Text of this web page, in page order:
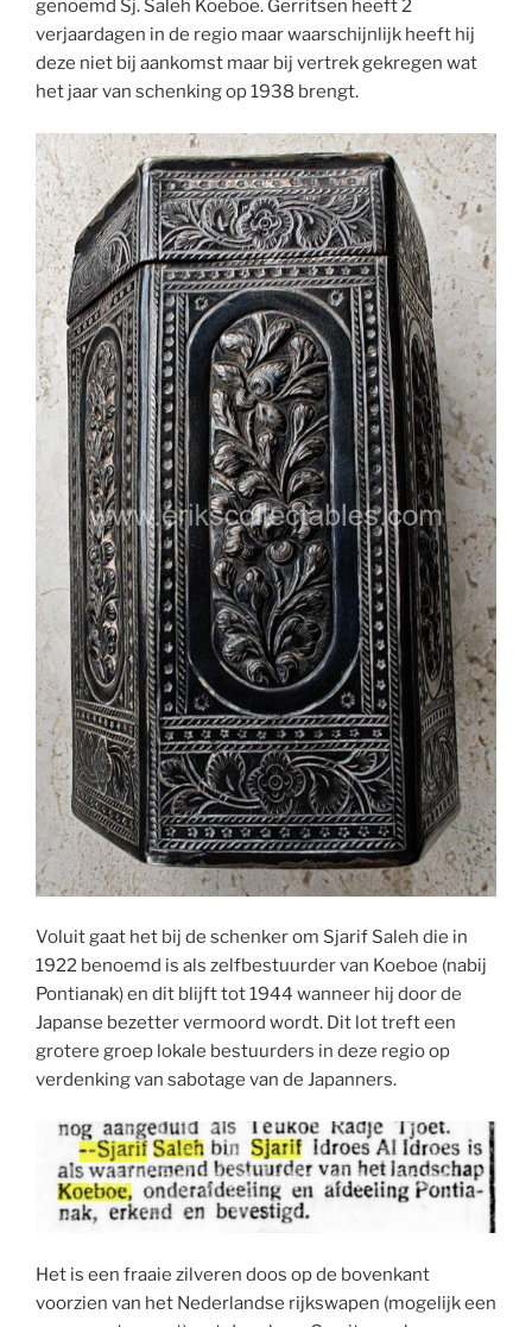
genoemd Sj. Saleh Koeboe. Gerritsen heeft 2
verjaardagen in de regio maar waarschijnlijk heeft hij
deze niet bij aankomst maar bij vertrek gekregen wat
het jaar van schenking op 1938 brengt.
Voluit gaat het bij de schenker om Sjarif Saleh die in
1922 benoemd is als zelfbestuurder van Koeboe (nabij
Pontianak) en dit blijft tot 1944 wanneer hij door de
Japanse bezetter vermoord wordt. Dit lot treft een
grotere groep lokale bestuurders in deze regio op
verdenking van sabotage van de Japanners.
Het is een fraaie zilveren doos op de bovenkant
voorzien van het Nederlandse rijkswapen (mogelijk een